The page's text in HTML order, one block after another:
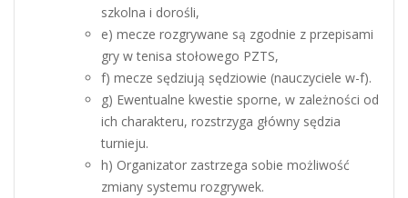
szkolna i dorośli,
e) mecze rozgrywane są zgodnie z przepisami
gry w tenisa stołowego PZTS,
f) mecze sędziują sędziowie (nauczyciele w-f).
g) Ewentualne kwestie sporne, w zależności od
ich charakteru, rozstrzyga główny sędzia
turnieju.
h) Organizator zastrzega sobie możliwość
zmiany systemu rozgrywek.